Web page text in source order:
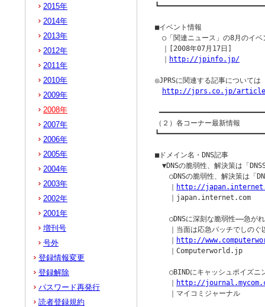
■イベント情報
○「関連ニュース」の8月のイベ
｜[2008年07月17日]
http://jpinfo.jp/
◎JPRSに関連する記事について
http://jprs.co.jp/
（２）各コーナー最新情報
■ドメイン名・DNS記事
▼DNSの脆弱性、解決策は「
○DNSの脆弱性、解決策は「
http://
｜japan.internet.com
○DNSに深刻な脆弱性――急がれ
｜当面は応急パッチでしのぐ
http://
｜Computerworld.jp
○BINDにキャッシュポイズニ
http://
｜マイコミジャーナル
2015年
2014年
2013年
2012年
2011年
2010年
2009年
2008年
2007年
2006年
2005年
2004年
2003年
2002年
2001年
増刊号
号外
登録情報変更
登録解除
パスワード再発行
読者登録規約